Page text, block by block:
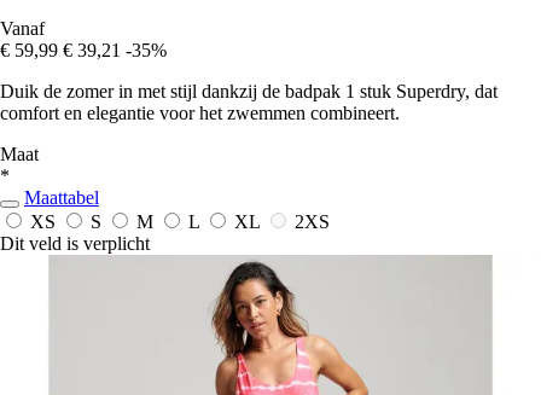
Vanaf
€ 59,99 € 39,21 -35%
Duik de zomer in met stijl dankzij de badpak 1 stuk Superdry, dat
comfort en elegantie voor het zwemmen combineert.
Maat
*
Maattabel
XS
S M L XL
2XS
Dit veld is verplicht